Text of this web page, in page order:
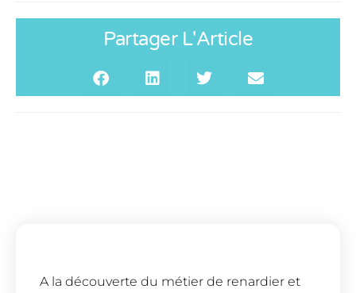
Partager L'Article
A la découverte du métier de renardier et